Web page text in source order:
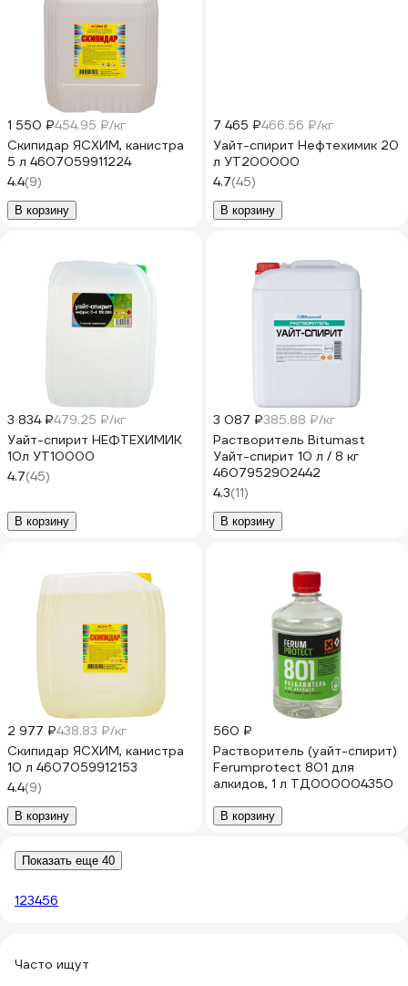
1 550 ₽454.95 ₽/кг
Скипидар ЯСХИМ, канистра
5 л 4607059911224
4.4(9)
В корзину
7 465 ₽466.56 ₽/кг
Уайт-спирит Нефтехимик 20
л УТ200000
4.7(45)
В корзину
3 834 ₽479.25 ₽/кг
Уайт-спирит НЕФТЕХИМИК
10л УТ10000
4.7(45)
В корзину
3 087 ₽385.88 ₽/кг
Растворитель Bitumast
Уайт-спирит 10 л / 8 кг
4607952902442
4.3(11)
В корзину
2 977 ₽438.83 ₽/кг
Скипидар ЯСХИМ, канистра
10 л 4607059912153
4.4(9)
В корзину
560 ₽
Растворитель (уайт-спирит)
Ferumprotect 801 для
алкидов, 1 л ТД000004350
В корзину
Показать еще 40
123456
Часто ищут